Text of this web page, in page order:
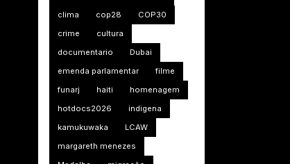
clima
cop28
COP30
crime
cultura
documentario
Dubai
emenda parlamentar
filme
funarj
haiti
homenagem
hotdocs2026
indigena
kamukuwaka
LCAW
margareth menezes